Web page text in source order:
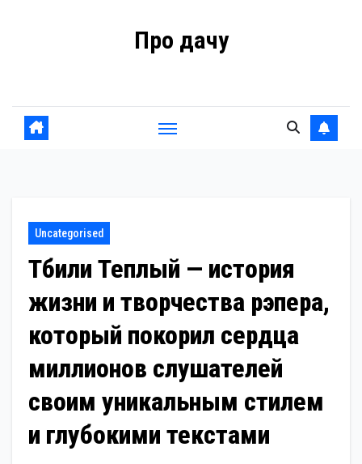
Про дачу
Uncategorised
Тбили Теплый — история
жизни и творчества рэпера,
который покорил сердца
миллионов слушателей
своим уникальным стилем
и глубокими текстами